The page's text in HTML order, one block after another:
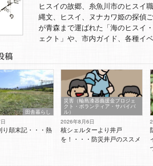
ヒスイの故郷、糸魚川市のヒスイ職
縄文、ヒスイ、ヌナカワ姫の探偵
が青森まで運ばれた「海のヒスイ
ェクト」や、市内ガイド、各種イ
稿
田舎暮らし
り顛末記・・・熱
災害（輪島漆器義援金プロジェ
クト・ボランティア・サバイバ
ル）
2026年8月6日
核シェルターより井戸
を！・・・防災井戸のススメ